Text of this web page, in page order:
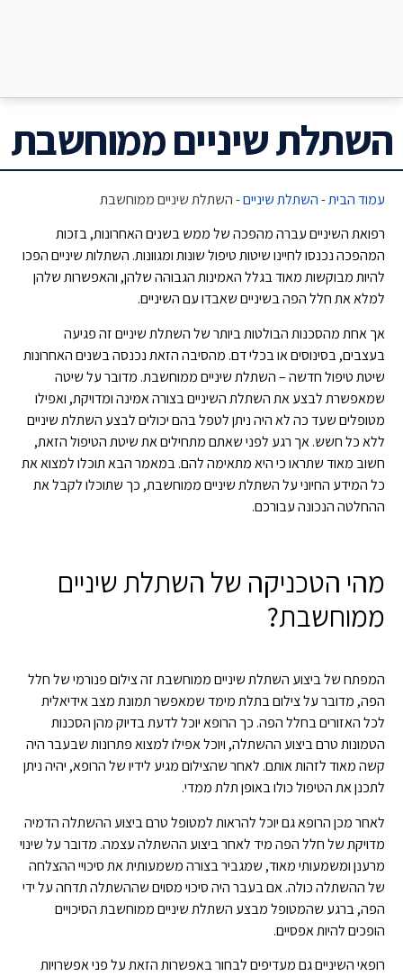
השתלת שיניים ממוחשבת
עמוד הבית-השתלת שיניים-השתלת שיניים ממוחשבת
רפואת השיניים עברה מהפכה של ממש בשנים האחרונות, בזכות
המהפכה נכנסו לחיינו שיטות טיפול שונות ומגוונות. השתלות שיניים הפכו
להיות מבוקשות מאוד בגלל האמינות הגבוהה שלהן, והאפשרות שלהן
למלא את חלל הפה בשיניים שאבדו עם השיניים.
אך אחת מהסכנות הבולטות ביותר של השתלת שיניים זה פגיעה
בעצבים, בסינוסים או בכלי דם. מהסיבה הזאת נכנסה בשנים האחרונות
שיטת טיפול חדשה – השתלת שיניים ממוחשבת. מדובר על שיטה
שמאפשרת לבצע את השתלת השיניים בצורה אמינה ומדויקת, ואפילו
מטופלים שעד כה לא היה ניתן לטפל בהם יכולים לבצע השתלת שיניים
ללא כל חשש. אך רגע לפני שאתם מתחילים את שיטת הטיפול הזאת,
חשוב מאוד שתראו כי היא מתאימה להם. במאמר הבא תוכלו למצוא את
כל המידע החיוני על השתלת שיניים ממוחשבת, כך שתוכלו לקבל את
ההחלטה הנכונה עבורכם.
מהי הטכניקה של השתלת שיניים
ממוחשבת?
המפתח של ביצוע השתלת שיניים ממוחשבת זה צילום פנורמי של חלל
הפה, מדובר על צילום בתלת מימד שמאפשר תמונת מצב אידיאלית
לכל האזורים בחלל הפה. כך הרופא יוכל לדעת בדיוק מהן הסכנות
הטמונות טרם ביצוע ההשתלה, ויוכל אפילו למצוא פתרונות שבעבר היה
קשה מאוד לזהות אותם. לאחר שהצילום מגיע לידיו של הרופא, יהיה ניתן
לתכנן את הטיפול כולו באופן תלת ממדי.
לאחר מכן הרופא גם יוכל להראות למטופל טרם ביצוע ההשתלה הדמיה
מדויקת של חלל הפה מיד לאחר ביצוע ההשתלה עצמה. מדובר על שינוי
מרענן ומשמעותי מאוד, שמגביר בצורה משמעותית את סיכויי ההצלחה
של ההשתלה כולה. אם בעבר היה סיכוי מסוים שההשתלה תדחה על ידי
הפה, ברגע שהמטופל מבצע השתלת שיניים ממוחשבת הסיכויים
הופכים להיות אפסיים.
רופאי השיניים גם מעדיפים לבחור באפשרות הזאת על פני אפשרויות